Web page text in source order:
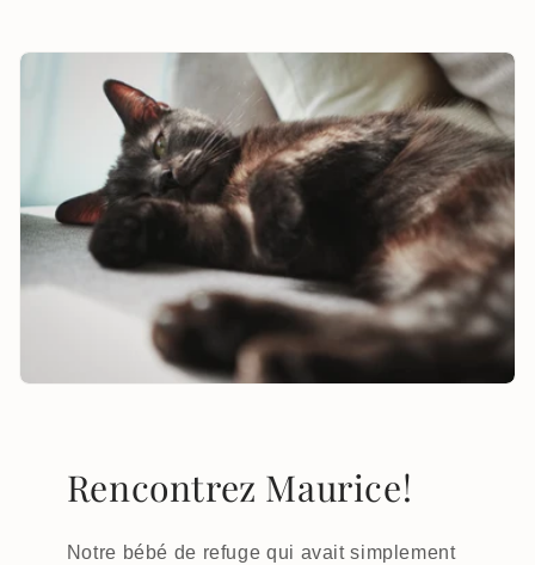
Rencontrez Maurice!
Notre bébé de refuge qui avait simplement